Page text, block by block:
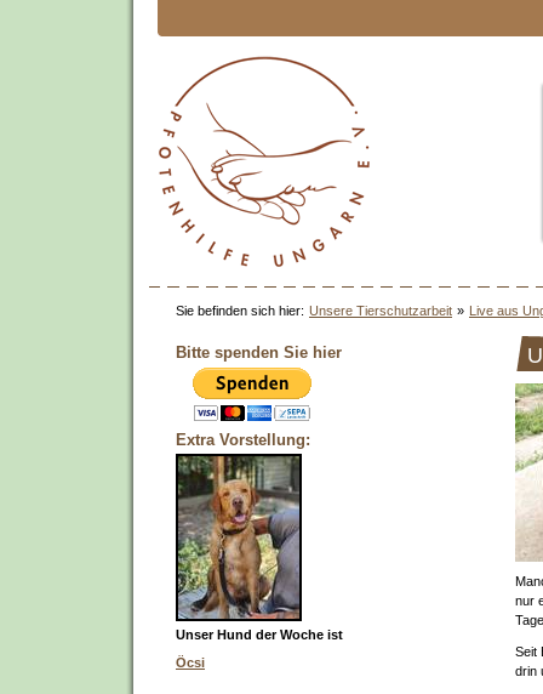
Sie befinden sich hier: Unsere Tierschutzarbeit » Live aus
Bitte spenden Sie hier
Extra Vorstellung:
Unser Hund der Woche ist
Öcsi
nur
Seit
drin